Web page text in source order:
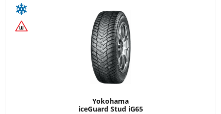
Yokohama
iceGuard Stud iG65